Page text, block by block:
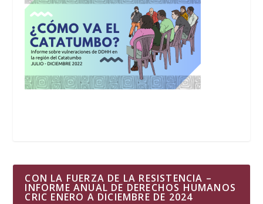
CON LA FUERZA DE LA RESISTENCIA –
INFORME ANUAL DE DERECHOS HUMANOS
CRIC ENERO A DICIEMBRE DE 2024